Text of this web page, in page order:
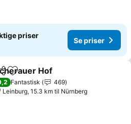
priser
Se priser
Legg til i favoritter
Hof
Fantastisk
469
Leinburg, 15.3 km til Nürnberg